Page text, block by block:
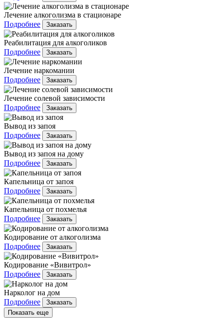
Лечение алкоголизма в стационаре
Подробнее
Заказать
Реабилитация для алкоголиков
Подробнее
Заказать
Лечение наркомании
Подробнее
Заказать
Лечение солевой зависимости
Подробнее
Заказать
Вывод из запоя
Подробнее
Заказать
Вывод из запоя на дому
Подробнее
Заказать
Капельница от запоя
Подробнее
Заказать
Капельница от похмелья
Подробнее
Заказать
Кодирование от алкоголизма
Подробнее
Заказать
Кодирование «Вивитрол»
Подробнее
Заказать
Нарколог на дом
Подробнее
Заказать
Показать еще